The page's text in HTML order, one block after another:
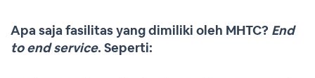
Apa saja fasilitas yang dimiliki oleh MHTC? End
to end service. Seperti: